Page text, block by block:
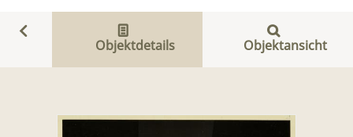
Objektdetails Objektansicht